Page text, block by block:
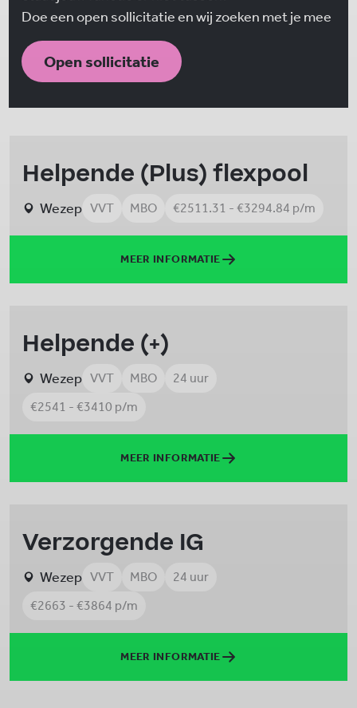
Doe een open sollicitatie en wij zoeken met je mee
Open sollicitatie
Helpende (Plus) flexpool
Wezep VVT MBO €2511.31 - €3294.84 p/m
MEER INFORMATIE
Helpende (+)
Wezep VVT MBO
24 uur
€2541 - €3410 p/m
MEER INFORMATIE
Verzorgende IG
Wezep VVT MBO
24 uur
€2663 - €3864 p/m
MEER INFORMATIE